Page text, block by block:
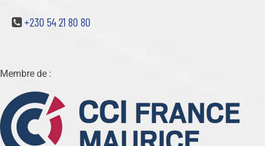
+230 54 21 80 80
Membre de :